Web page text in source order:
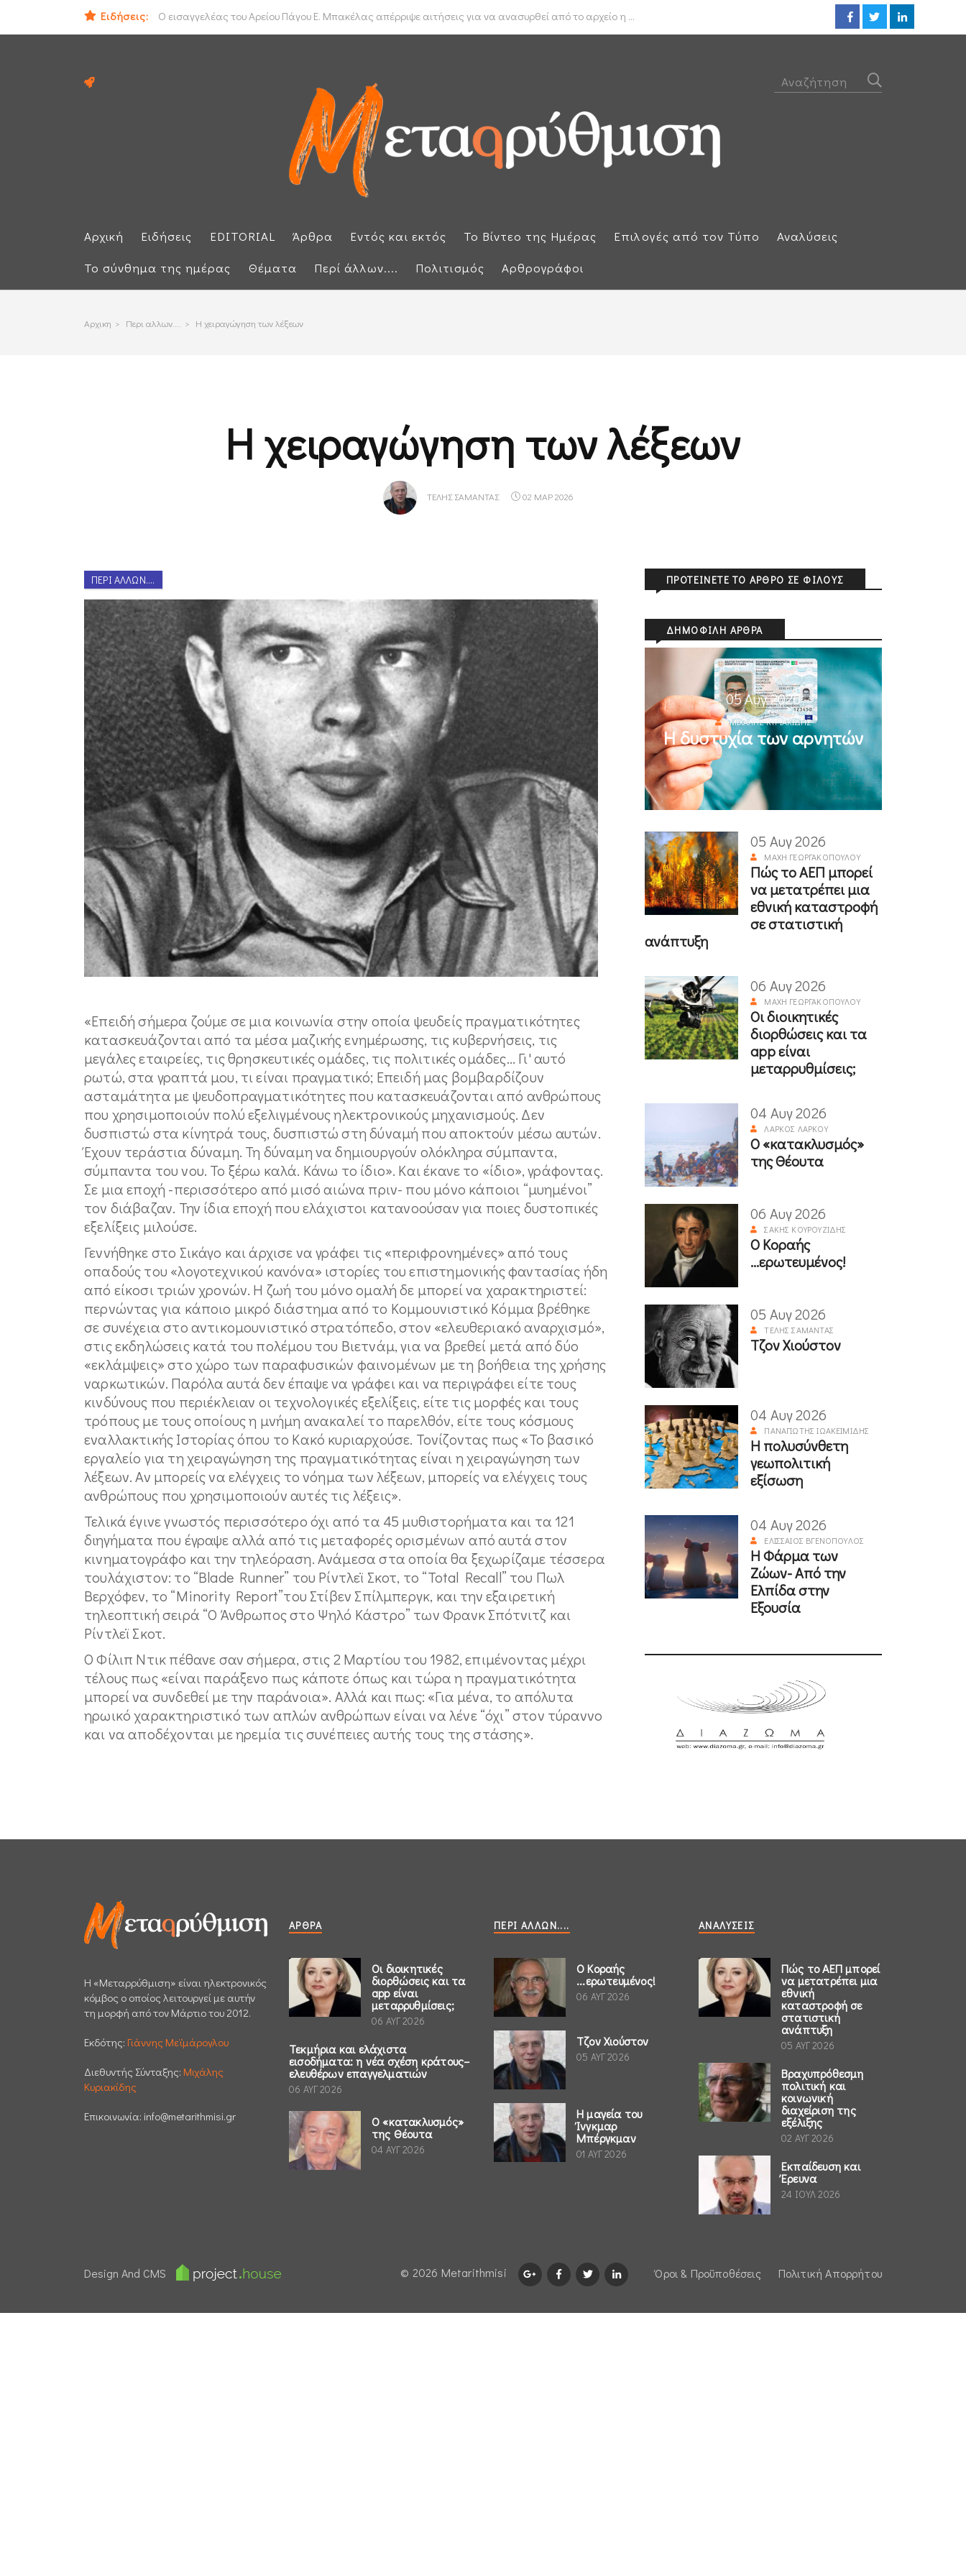
Ειδήσεις:
Ο εισαγγελέας του Αρείου Πάγου Ε. Μπακέλας απέρριψε αιτήσεις για να ανασυρθεί από το αρχείο η ...
ΟΟΣΑ: Στην τελευταία θέση η Ελλάδα για το πραγματικό διαθέσιμο εισόδημα των νοικοκυριών Προθεσμία για να
Αρχική Ειδήσεις EDITORIAL Άρθρα Εντός και εκτός Το Βίντεο της Ημέρας Επιλογές από τον Τύπο
Αναλύσεις
Το σύνθημα της ημέρας
Θέματα Περί άλλων.... Πολιτισμός Αρθρογράφοι
Αρχικη > Περι αλλων.... > Η χειραγώγηση των λέξεων
Η χειραγώγηση των λέξεων
ΤΈΛΗΣ ΣΑΜΑΝΤΆΣ 02 ΜΑΡ 2026
ΠΕΡΊ ΆΛΛΩΝ....
«Επειδή σήμερα ζούμε σε μια κοινωνία στην οποία ψευδείς πραγματικότητες
κατασκευάζονται από τα μέσα μαζικής ενημέρωσης, τις κυβερνήσεις, τις
μεγάλες εταιρείες, τις θρησκευτικές ομάδες, τις πολιτικές ομάδες... Γι' αυτό
ρωτώ, στα γραπτά μου, τι είναι πραγματικό; Επειδή μας βομβαρδίζουν
ασταμάτητα με ψευδοπραγματικότητες που κατασκευάζονται από ανθρώπους
που χρησιμοποιούν πολύ εξελιγμένους ηλεκτρονικούς μηχανισμούς. Δεν
δυσπιστώ στα κίνητρά τους, δυσπιστώ στη δύναμή που αποκτούν μέσω αυτών.
Έχουν τεράστια δύναμη. Τη δύναμη να δημιουργούν ολόκληρα σύμπαντα,
σύμπαντα του νου. Το ξέρω καλά. Κάνω το ίδιο». Και έκανε το «ίδιο», γράφοντας.
Σε μια εποχή -περισσότερο από μισό αιώνα πριν- που μόνο κάποιοι “μυημένοι”
τον διάβαζαν. Την ίδια εποχή που ελάχιστοι κατανοούσαν για ποιες δυστοπικές
εξελίξεις μιλούσε.
Γεννήθηκε στο Σικάγο και άρχισε να γράφει τις «περιφρονημένες» από τους
οπαδούς του «λογοτεχνικού κανόνα» ιστορίες του επιστημονικής φαντασίας ήδη
από είκοσι τριών χρονών. Η ζωή του μόνο ομαλή δε μπορεί να χαρακτηριστεί:
περνώντας για κάποιο μικρό διάστημα από το Κομμουνιστικό Κόμμα βρέθηκε
σε συνέχεια στο αντικομουνιστικό στρατόπεδο, στον «ελευθεριακό αναρχισμό»,
στις εκδηλώσεις κατά του πολέμου του Βιετνάμ, για να βρεθεί μετά από δύο
«εκλάμψεις» στο χώρο των παραφυσικών φαινομένων με τη βοήθεια της χρήσης
ναρκωτικών. Παρόλα αυτά δεν έπαψε να γράφει και να περιγράφει είτε τους
κινδύνους που περιέκλειαν οι τεχνολογικές εξελίξεις, είτε τις μορφές και τους
τρόπους με τους οποίους η μνήμη ανακαλεί το παρελθόν, είτε τους κόσμους
εναλλακτικής Ιστορίας όπου το Κακό κυριαρχούσε. Τονίζοντας πως «Το βασικό
εργαλείο για τη χειραγώγηση της πραγματικότητας είναι η χειραγώγηση των
λέξεων. Αν μπορείς να ελέγχεις το νόημα των λέξεων, μπορείς να ελέγχεις τους
ανθρώπους που χρησιμοποιούν αυτές τις λέξεις».
Τελικά έγινε γνωστός περισσότερο όχι από τα 45 μυθιστορήματα και τα 121
διηγήματα που έγραψε αλλά από τις μεταφορές ορισμένων από αυτά στον
κινηματογράφο και την τηλεόραση. Ανάμεσα στα οποία θα ξεχωρίζαμε τέσσερα
τουλάχιστον: το “Blade Runner” του Ρίντλεϊ Σκοτ, το “Total Recall” του Πωλ
Βερχόφεν, το “Minority Report”του Στίβεν Σπίλμπεργκ, και την εξαιρετική
τηλεοπτική σειρά “Ο Άνθρωπος στο Ψηλό Κάστρο” των Φρανκ Σπότνιτζ και
Ρίντλεϊ Σκοτ.
Ο Φίλιπ Ντικ πέθανε σαν σήμερα, στις 2 Μαρτίου του 1982, επιμένοντας μέχρι
τέλους πως «είναι παράξενο πως κάποτε όπως και τώρα η πραγματικότητα
μπορεί να συνδεθεί με την παράνοια». Αλλά και πως: «Για μένα, το απόλυτα
ηρωικό χαρακτηριστικό των απλών ανθρώπων είναι να λένε “όχι” στον τύραννο
και να αποδέχονται με ηρεμία τις συνέπειες αυτής τους της στάσης».
ΠΡΟΤΕΊΝΕΤΕ ΤΟ ΆΡΘΡΟ ΣΕ ΦΊΛΟΥΣ
ΔΗΜΟΦΙΛΉ ΆΡΘΡΑ
05 Αυγ 2026
ΜΙΧΆΛΗΣ ΚΥΡΙΑΚΊΔΗΣ
Η δυστυχία των αρνητών
05 Αυγ 2026
ΜΆΧΗ ΓΕΩΡΓΑΚΟΠΟΎΛΟΥ
Πώς το ΑΕΠ μπορεί
να μετατρέπει μια
εθνική καταστροφή
σε στατιστική
ανάπτυξη
06 Αυγ 2026
ΜΆΧΗ ΓΕΩΡΓΑΚΟΠΟΎΛΟΥ
Οι διοικητικές
διορθώσεις και τα
app είναι
μεταρρυθμίσεις;
04 Αυγ 2026
ΛΆΡΚΟΣ ΛΆΡΚΟΥ
Ο «κατακλυσμός»
της Θέουτα
06 Αυγ 2026
ΣΆΚΗΣ ΚΟΥΡΟΥΖΊΔΗΣ
Ο Κοραής
...ερωτευμένος!
05 Αυγ 2026
ΤΈΛΗΣ ΣΑΜΑΝΤΆΣ
Τζον Χιούστον
04 Αυγ 2026
ΠΑΝΑΓΙΏΤΗΣ ΙΩΑΚΕΙΜΊΔΗΣ
Η πολυσύνθετη
γεωπολιτική
εξίσωση
04 Αυγ 2026
ΕΛΙΣΣΑΊΟΣ ΒΓΕΝΌΠΟΥΛΟΣ
Η Φάρμα των
Ζώων- Από την
Ελπίδα στην
Εξουσία
H «Μεταρρύθμιση» είναι ηλεκτρονικός
κόμβος ο οποίος λειτουργεί με αυτήν
τη μορφή από τον Μάρτιο του 2012.
Εκδότης: Γιάννης Μεϊμάρογλου
Διεθυντής Σύνταξης: Μιχάλης
Κυριακίδης
Επικοινωνία: info@metarithmisi.gr
ΆΡΘΡΑ
Οι διοικητικές
διορθώσεις και τα
app είναι
μεταρρυθμίσεις;
06 ΑΥΓ 2026
Τεκμήρια και ελάχιστα
εισοδήματα: η νέα σχέση κράτους–
ελευθέρων επαγγελματιών
06 ΑΥΓ 2026
Ο «κατακλυσμός»
της Θέουτα
04 ΑΥΓ 2026
ΠΕΡΊ ΆΛΛΩΝ....
Ο Κοραής
...ερωτευμένος!
06 ΑΥΓ 2026
Τζον Χιούστον
05 ΑΥΓ 2026
Η μαγεία του
Ίνγκμαρ
Μπέργκμαν
01 ΑΥΓ 2026
ΑΝΑΛΎΣΕΙΣ
Πώς το ΑΕΠ μπορεί
να μετατρέπει μια
εθνική
καταστροφή σε
στατιστική
ανάπτυξη
05 ΑΥΓ 2026
Βραχυπρόθεσμη
πολιτική και
κοινωνική
διαχείριση της
εξέλιξης
02 ΑΥΓ 2026
Εκπαίδευση και
Έρευνα
24 ΙΟΥΛ 2026
Design And CMS Όροι & Προϋποθέσεις Πολιτική Απορρήτου
© 2026 Μetarithmisi